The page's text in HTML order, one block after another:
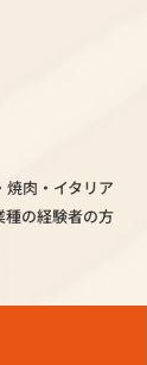
肉・イタリア
種の経験者の方